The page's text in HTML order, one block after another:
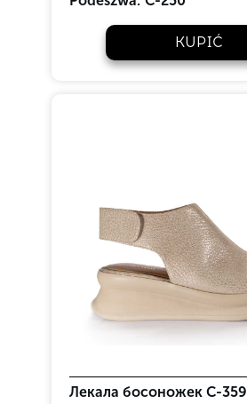
KUPIĆ
Лекала босоножек C-359